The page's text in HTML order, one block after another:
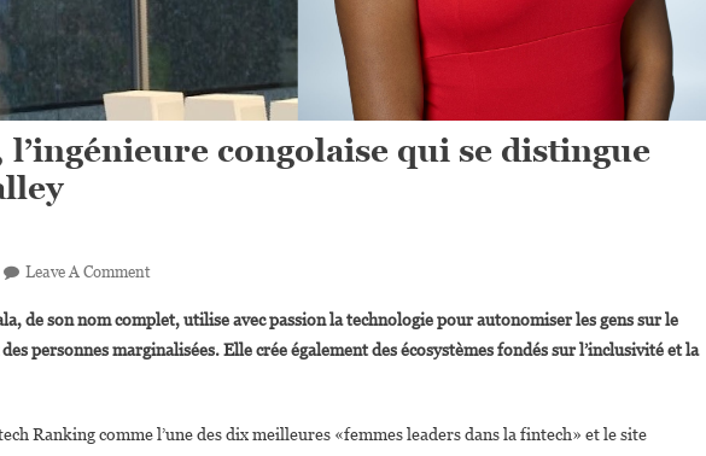
congolaise qui se distingue
Leave A CommentOn
Kimbwala,
L’ingénieure
Se
de son nom complet, utilise avec passion la technologie pour autonomiser les gens sur le
personnes marginalisées. Elle crée également des écosystèmes fondés sur l’inclusivité et la
Ranking comme l’une des dix meilleures «femmes leaders dans la fintech» et le site